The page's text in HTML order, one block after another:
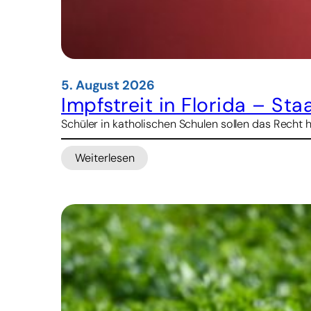
5. August 2026
Impfstreit in Florida –
Schüler in katholischen Schulen sollen das
Weiterlesen
:
Florida
–
Staatsanwalt
droht
Kirche
mit
Kürzungen